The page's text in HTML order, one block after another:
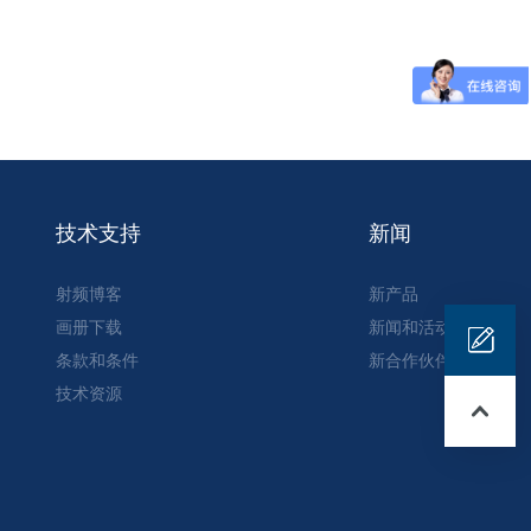
技术支持
射频博客
画册下载
条款和条件
技术资源
新闻
新产品
新闻和活动
新合作伙伴